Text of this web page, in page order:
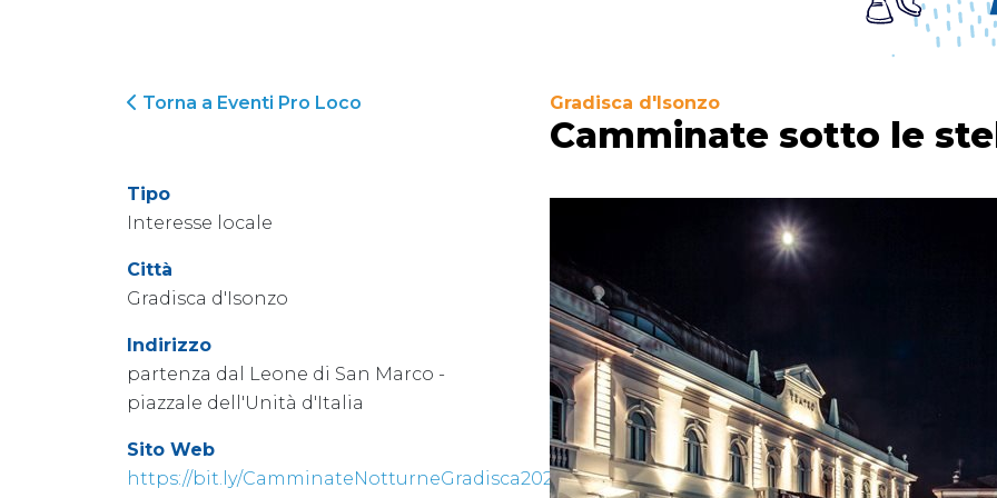
Torna a Eventi Pro Loco
Tipo
Interesse locale
Città
Gradisca d'Isonzo
Indirizzo
partenza dal Leone di San Marco -
piazzale dell'Unità d'Italia
Sito Web
https://bit.ly/CamminateNotturneGradisca2025
Gradisca d'Isonzo
Camminate sotto le